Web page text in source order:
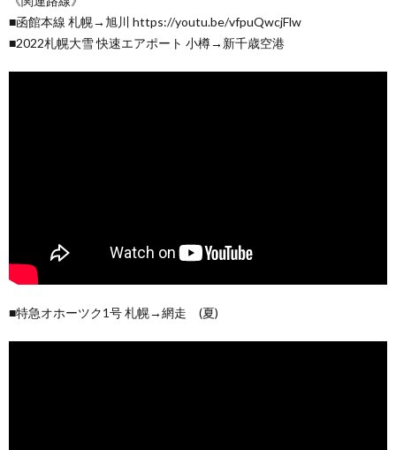
■函館本線 札幌→旭川 https://youtu.be/vfpuQwcjFlw
■2022札幌大雪 快速エアポート 小樽→新千歳空港
■特急オホーツク1号 札幌→網走 (夏)